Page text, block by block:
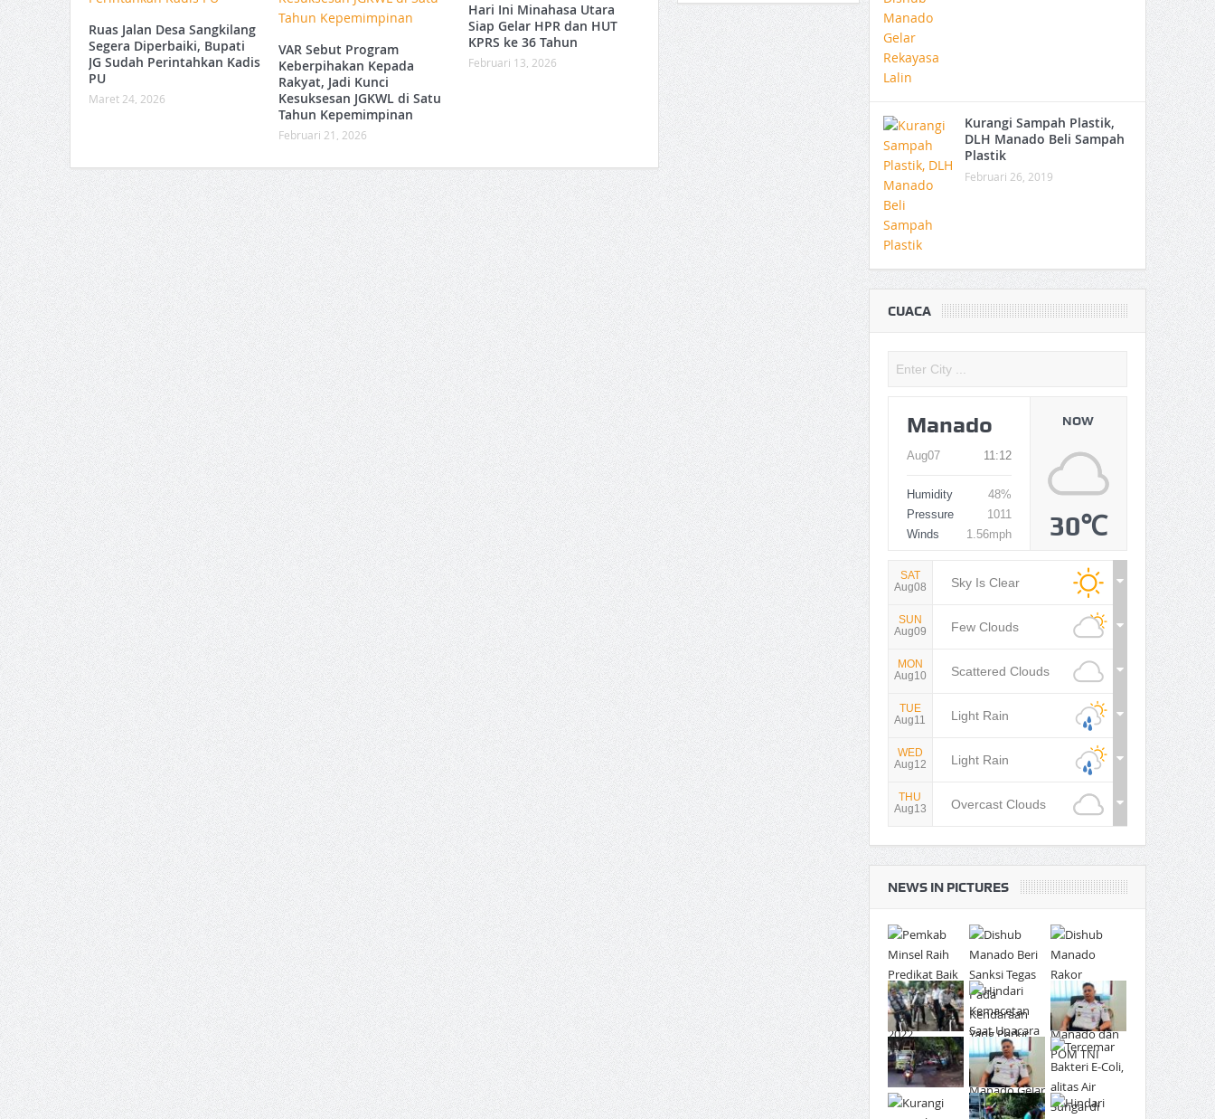
Ruas Jalan Desa Sangkilang
Segera Diperbaiki, Bupati
JG Sudah Perintahkan Kadis
PU
Maret 24, 2026
VAR Sebut Program
Keberpihakan Kepada
Rakyat, Jadi Kunci
Kesuksesan JGKWL di Satu
Tahun Kepemimpinan
Februari 21, 2026
Hari Ini Minahasa Utara
Siap Gelar HPR dan HUT
KPRS ke 36 Tahun ‎
Februari 13, 2026
Kurangi Sampah Plastik,
DLH Manado Beli Sampah
Plastik
Februari 26, 2019
CUACA
Manado
Aug07 11:12
Humidity
48%
Pressure
1011
Winds
1.56mph
NOW
30℃
SAT
Aug08
Sky Is Clear
SUN
Aug09
Few Clouds
MON
Aug10
Scattered Clouds
TUE
Aug11
Light Rain
WED
Aug12
Light Rain
THU
Aug13
Overcast Clouds
NEWS IN PICTURES